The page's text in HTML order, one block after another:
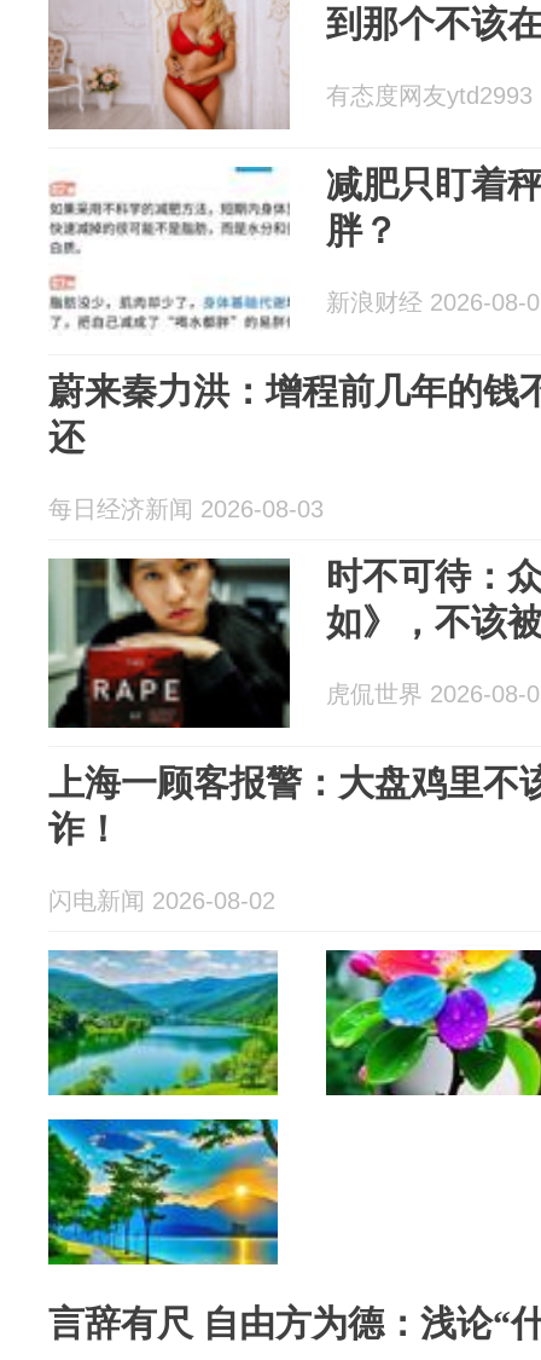
到那个不该
有态度网友ytd2993
减肥只盯着
胖？
新浪财经 2026-08-
蔚来秦力洪：增程前几年的钱
还
每日经济新闻 2026-08-03
时不可待：
如》，不该
虎侃世界 2026-08-
上海一顾客报警：大盘鸡里不
诈！
闪电新闻 2026-08-02
言辞有尺 自由方为德：浅论“